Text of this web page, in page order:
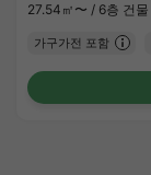
27.54㎡〜 / 6층 건물
가구가전 포함